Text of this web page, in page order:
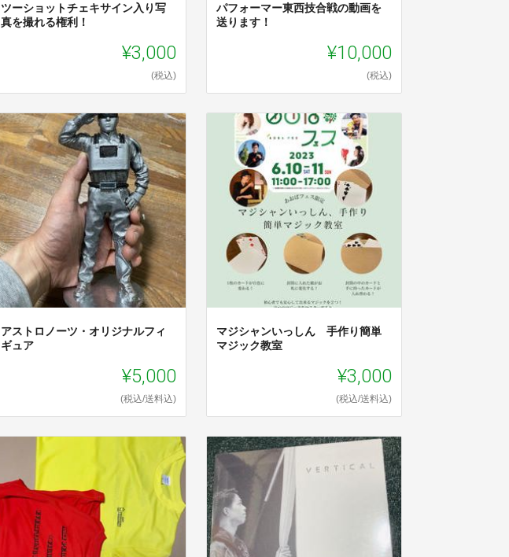
ツーショットチェキサイン入り写
真を撮れる権利！
¥3,000
(税込)
パフォーマー東西技合戦の動画を
送ります！
¥10,000
(税込)
アストロノーツ・オリジナルフィ
ギュア
¥5,000
(税込/送料込)
マジシャンいっしん 手作り簡単
マジック教室
¥3,000
(税込/送料込)